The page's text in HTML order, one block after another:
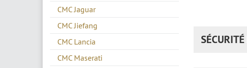
CMC Jaguar
CMC Jiefang
CMC Lancia
CMC Maserati